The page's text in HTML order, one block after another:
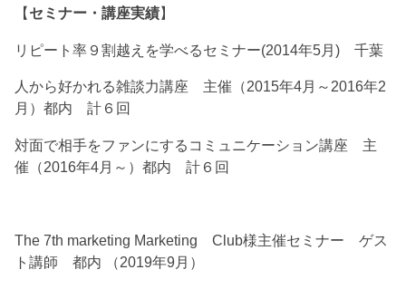
【 セミナー・講座実績】
リピート率９割越えを学べるセミナー(2014年5月) 千葉
人から好かれる雑談力講座 主催（2015年4月～2016年2
月）都内 計６回
対面で相手をファンにするコミュニケーション講座 主
催（2016年4月～）都内 計６回
The 7th marketing Marketing Club様主催セミナー ゲス
ト講師 都内 （2019年9月）